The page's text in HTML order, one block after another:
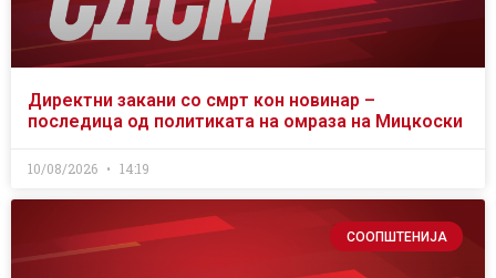
Директни закани со смрт кон новинар –
последица од политиката на омраза на Мицкоски
10/08/2026 14:19
СООПШТЕНИЈА